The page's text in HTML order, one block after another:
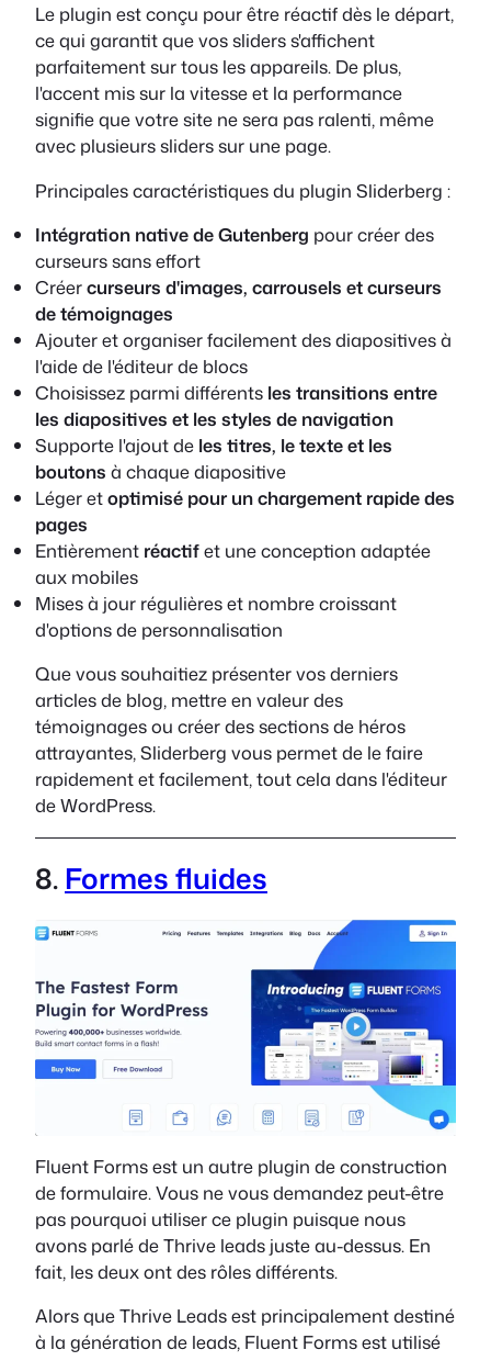
Le plugin est conçu pour être réactif dès le départ,
ce qui garantit que vos sliders s'affichent
parfaitement sur tous les appareils. De plus,
l'accent mis sur la vitesse et la performance
signifie que votre site ne sera pas ralenti, même
avec plusieurs sliders sur une page.
Principales caractéristiques du plugin Sliderberg :
Intégration native de Gutenberg pour créer des
curseurs sans effort
Créercurseurs d'images, carrousels et curseurs
de témoignages
Ajouter et organiser facilement des diapositives à
l'aide de l'éditeur de blocs
Choisissez parmi différents les transitions entre
les diapositives et les styles de navigation
Supporte l'ajout de les titres, le texte et les
boutons à chaque diapositive
Léger etoptimisé pour un chargement rapide des
pages
Entièrement réactifet une conception adaptée
aux mobiles
Mises à jour régulières et nombre croissant
d'options de personnalisation
Que vous souhaitiez présenter vos derniers
articles de blog, mettre en valeur des
témoignages ou créer des sections de héros
attrayantes, Sliderberg vous permet de le faire
rapidement et facilement, tout cela dans l'éditeur
de WordPress.
8.Formes fluides
Fluent Forms est un autre plugin de construction
de formulaire. Vous ne vous demandez peut-être
pas pourquoi utiliser ce plugin puisque nous
avons parlé de Thrive leads juste au-dessus. En
fait, les deux ont des rôles différents.
Alors que Thrive Leads est principalement destiné
à la génération de leads, Fluent Forms est utilisé